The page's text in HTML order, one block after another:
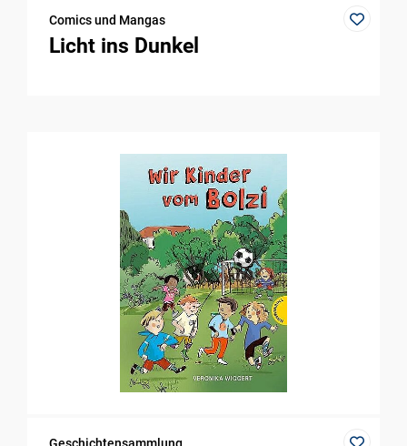
Comics und Mangas
Licht ins Dunkel
Geschichtensammlung